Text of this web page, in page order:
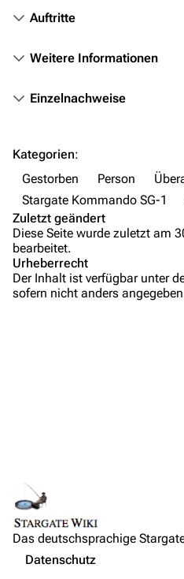
Autorenportal
Themengruppen
Wiki-Diskussion
Anfragen
Administrations-
Löschantrag
Vandalismus
IRC-Channel
Nicht angemeldet
Auftritte
Weitere Informationen
Einzelnachweise
Medien
Hintergrundinformationen
Auftritte
Kategorien:
Gestorben
Person
Stargate Kommando SG-1
Zuletzt geändert
Diese Seite wurde zuletzt am
bearbeitet.
Urheberrecht
Der Inhalt ist verfügbar unter
sofern nicht anders
Das deutschsprachige
Datenschutz